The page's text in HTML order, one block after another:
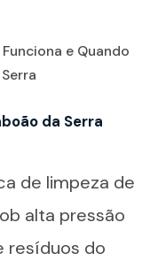
e Quando
da Serra
de limpeza de
alta pressão
resíduos do